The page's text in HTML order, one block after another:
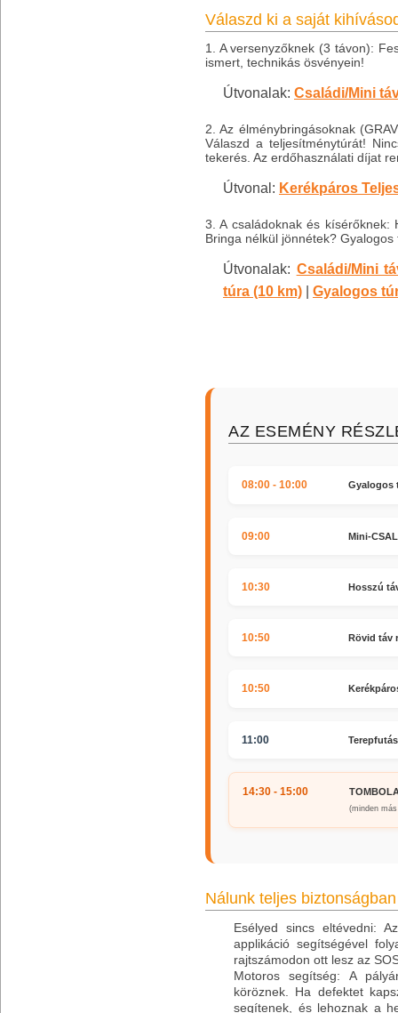
Válaszd ki a saját
1. A versenyzőknek (3 távon):
ismert, technikás ösvényein!
Útvonalak: Családi/Mini
2. Az élménybringásoknak
Válaszd a teljesítménytúrát!
tekerés. Az erdőhasználati díjat
Útvonal: Kerékpáros
3. A családoknak és
Bringa nélkül jönnétek?
Útvonalak: Családi/Mini
túra (10 km)
Gyalogos
AZ ESEMÉNY
08:00 - 10:00 Gyalogos
09:00 Mini-
10:30 Hosszú
10:50 Rövid táv
10:50
11:00
14:30 - 15:00
(minden
Nálunk teljes
Esélyed sincs eltévedni:
applikáció segítségével
rajtszámodon ott lesz az
Motoros segítség: A
köröznek. Ha defektet
segítenek, és lehoznak a